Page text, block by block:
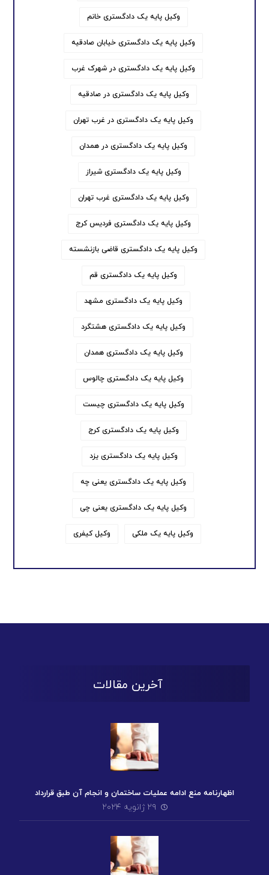
وکیل پایه یک دادگستری خانم
وکیل پایه یک دادگستری خیابان صادقیه
وکیل پایه یک دادگستری در شهرک غرب
وکیل پایه یک دادگستری در صادقیه
وکیل پایه یک دادگستری در غرب تهران
وکیل پایه یک دادگستری در همدان
وکیل پایه یک دادگستری شیراز
وکیل پایه یک دادگستری غرب تهران
وکیل پایه یک دادگستری فردیس کرج
وکیل پایه یک دادگستری قاضی بازنشسته
وکیل پایه یک دادگستری قم
وکیل پایه یک دادگستری مشهد
وکیل پایه یک دادگستری هشتگرد
وکیل پایه یک دادگستری همدان
وکیل پایه یک دادگستری چالوس
وکیل پایه یک دادگستری چیست
وکیل پایه یک دادگستری کرج
وکیل پایه یک دادگستری یزد
وکیل پایه یک دادگستری یعنی چه
وکیل پایه یک دادگستری یعنی چی
وکیل پایه یک ملکی وکیل کیفری
آخرین مقالات
اظهارنامه منع ادامه عملیات ساختمان و انجام آن طبق قرارداد
۲۹ ژانویه ۲۰۲۴